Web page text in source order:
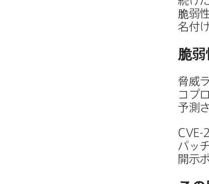
脆弱
名付
脆
脅威
コプ
予測
パッ
開示